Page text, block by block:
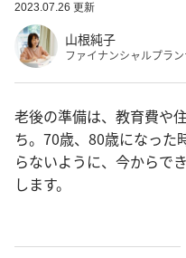
2023.07.26 更新
山根純子
ファイナンシャルプラ
老後の準備は、教育費や
ち。70歳、80歳になった
らないように、今からで
します。